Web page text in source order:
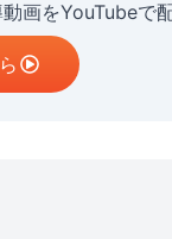
画をYouTubeで